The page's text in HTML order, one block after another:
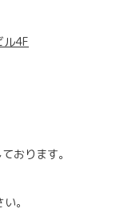
4F
おります。
。